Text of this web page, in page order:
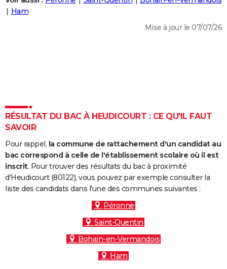
Destinations
City break
Voyage nature
Voyage de noces
Forum
Climat
PHOTO
Dictionnaire
Biographies
Citations
Expressions
Proverbes
PROGRAMME TV
S'inscrire
Se connecter
Lycées
Collèges
Primaires
Universités
Entreprises
Service militaire
Avis de recherche
AVIS DE DÉCÈS
FORUM
Ham
Mise à jour le 07/07/26
RÉSULTAT DU BAC À HEUDICOURT : CE QU'IL FAUT
SAVOIR
Pour rappel, la commune de rattachement d'un candidat au
bac correspond à celle de l'établissement scolaire où il est
inscrit. Pour trouver des résultats du bac à proximité
d'Heudicourt (80122), vous pouvez par exemple consulter la
liste des candidats dans l'une des communes suivantes :
Péronne
Saint-Quentin
Bohain-en-Vermandois
Ham